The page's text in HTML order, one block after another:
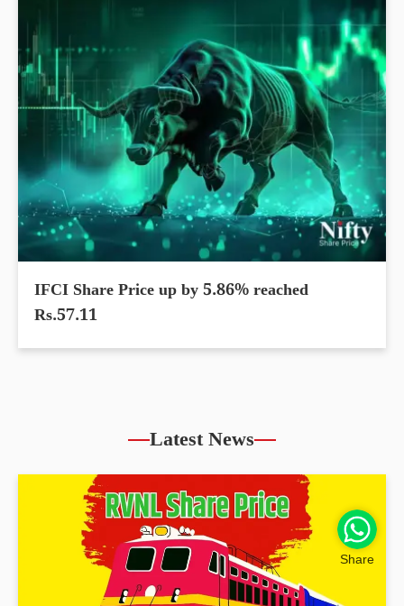
IFCI Share Price up by 5.86% reached
Rs.57.11
Latest News
Share